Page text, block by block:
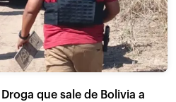
que sale de Bolivia a